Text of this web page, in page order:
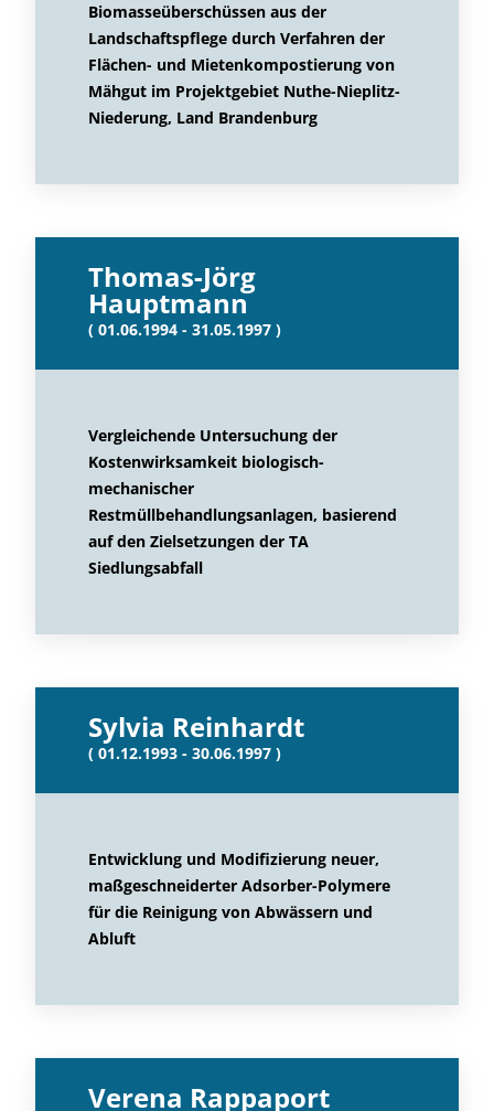
Biomasseüberschüssen aus der
Landschaftspflege durch Verfahren der
Flächen- und Mietenkompostierung von
Mähgut im Projektgebiet Nuthe-Nieplitz-
Niederung, Land Brandenburg
Thomas-Jörg
Hauptmann
( 01.06.1994 - 31.05.1997 )
Vergleichende Untersuchung der
Kostenwirksamkeit biologisch-
mechanischer
Restmüllbehandlungsanlagen, basierend
auf den Zielsetzungen der TA
Siedlungsabfall
Sylvia Reinhardt
( 01.12.1993 - 30.06.1997 )
Entwicklung und Modifizierung neuer,
maßgeschneiderter Adsorber-Polymere
für die Reinigung von Abwässern und
Abluft
Verena Rappaport